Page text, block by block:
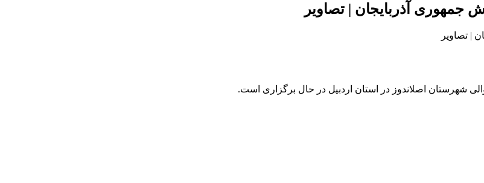
جمهوری آذربایجان | تصاویر
شهرستان اصلاندوز در استان اردبیل در حال برگزاری است.